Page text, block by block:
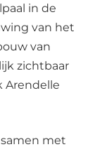
in de
van het
van
zichtbaar
Arendelle
met